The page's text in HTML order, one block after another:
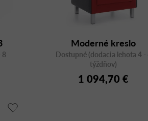
8
Moderné kreslo
VANCOUVER LITE VL1
akustickým panelom VL
Dostupné (dodacia lehota 4 -
týždňov)
1 094,70 €